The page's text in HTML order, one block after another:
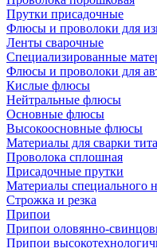
Прутки присадочные
Флюсы и проволоки для
Ленты сварочные
Специализированные
Флюсы и проволоки для
Кислые флюсы
Нейтральные флюсы
Основные флюсы
Высокоосновные флюсы
Материалы для сварки
Проволока сплошная
Присадочные прутки
Материалы специального
Строжка и резка
Припои
Припои оловянно-
Припои